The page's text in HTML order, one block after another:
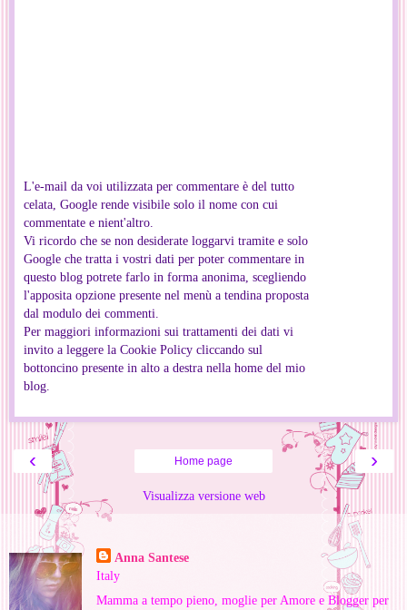
L'e-mail da voi utilizzata per commentare è del tutto
celata, Google rende visibile solo il nome con cui
commentate e nient'altro.
Vi ricordo che se non desiderate loggarvi tramite e solo
Google che tratta i vostri dati per poter commentare in
questo blog potrete farlo in forma anonima, scegliendo
l'apposita opzione presente nel menù a tendina proposta
dal modulo dei commenti.
Per maggiori informazioni sui trattamenti dei dati vi
invito a leggere la Cookie Policy cliccando sul
bottoncino presente in alto a destra nella home del mio
blog.
‹ ›
Home page
Visualizza versione web
Informazioni personali
Anna Santese
Italy
Mamma a tempo pieno, moglie per Amore e Blogger per